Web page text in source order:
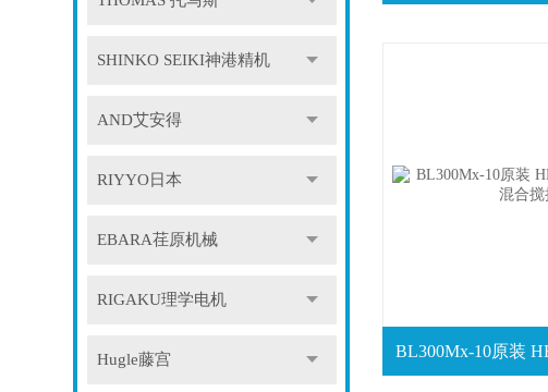
SHINKO SEIKI神港精机
AND艾安得
RIYYO日本
EBARA荏原机械
RIGAKU理学电机
Hugle藤宫